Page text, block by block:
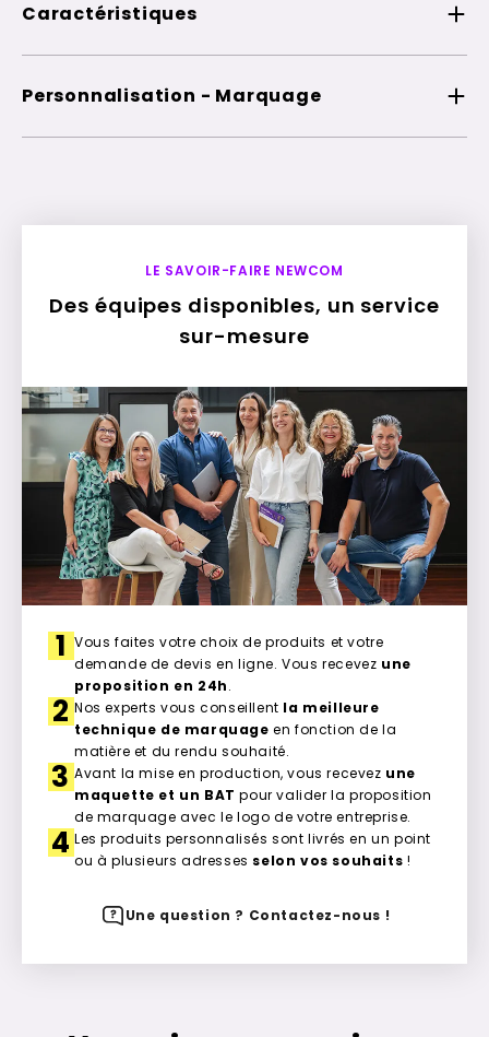
Caractéristiques
Personnalisation - Marquage
LE SAVOIR-FAIRE NEWCOM
Des équipes disponibles, un service
sur-mesure
1 Vous faites votre choix de produits et votre
demande de devis en ligne. Vous recevez une
proposition en 24h.
2 Nos experts vous conseillent la meilleure
technique de marquage en fonction de la
matière et du rendu souhaité.
3 Avant la mise en production, vous recevez une
maquette et un BAT pour valider la proposition
de marquage avec le logo de votre entreprise.
4 Les produits personnalisés sont livrés en un point
ou à plusieurs adresses selon vos souhaits !
Une question ? Contactez-nous !